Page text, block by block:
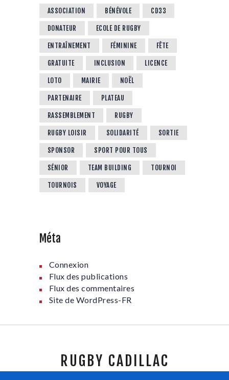
ASSOCIATION BÉNÉVOLE CD33
DONATEUR ECOLE DE RUGBY
ENTRAÎNEMENT FÉMININE FÊTE
GRATUITE INCLUSION LICENCE
LOTO MAIRIE NOËL
PARTENAIRE PLATEAU
RASSEMBLEMENT RUGBY
RUGBY LOISIR SOLIDARITÉ SORTIE
SPONSOR SPORT POUR TOUS
SÉNIOR TEAM BUILDING TOURNOI
TOURNOIS VOYAGE
Méta
Connexion
Flux des publications
Flux des commentaires
Site de WordPress-FR
RUGBY CADILLAC